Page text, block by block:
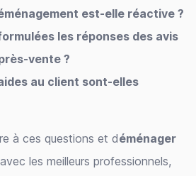
est-elle réactive ?
les réponses des avis
vente ?
au client sont-elles
à ces questions et déménager
avec les meilleurs professionnels,